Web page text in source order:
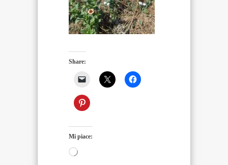
Share:
Mi piace:
Caricamento